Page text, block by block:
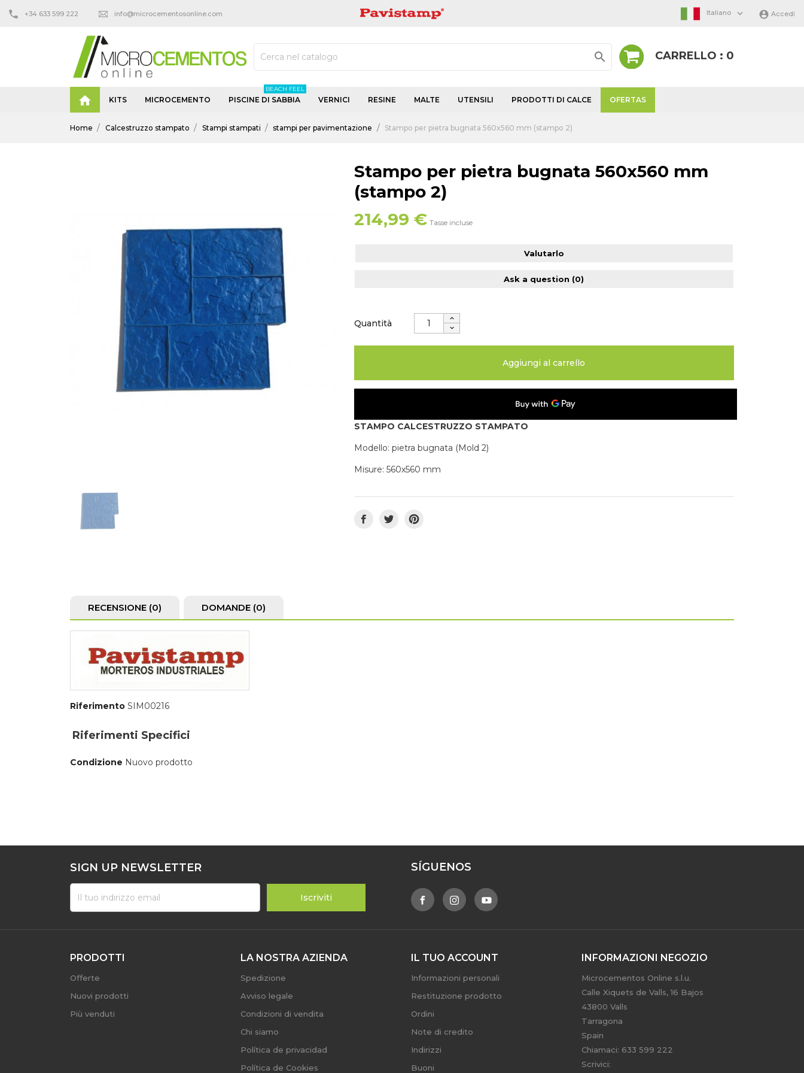
+34 633 599 222 info@microcementosonline.com
PAVISTAMP
Italiano   Accedi
 CARRELLO : 0
 KITS MICROCEMENTO PISCINE DI SABBIA
BEACH FEEL
VERNICI RESINE MALTE UTENSILI PRODOTTI DI CALCE OFERTAS
Home Calcestruzzo stampato Stampi stampati stampi per pavimentazione Stampo per pietra bugnata 560x560 mm (stampo 2)
Stampo per pietra bugnata 560x560 mm
(stampo 2)
214,99 € Tasse incluse
Valutarlo
Ask a question (0)
Quantità
Aggiungi al carrello
STAMPO CALCESTRUZZO STAMPATO
Modello: pietra bugnata (Mold 2)
Misure: 560x560 mm
RECENSIONE (0) DOMANDE (0)
Riferimento SIM00216
Riferimenti Specifici
Condizione Nuovo prodotto
SIGN UP NEWSLETTER SÍGUENOS
PRODOTTI
Offerte
Nuovi prodotti
Più venduti
LA NOSTRA AZIENDA
Spedizione
Avviso legale
Condizioni di vendita
Chi siamo
Política de privacidad
Política de Cookies
IL TUO ACCOUNT
Informazioni personali
Restituzione prodotto
Ordini
Note di credito
Indirizzi
Buoni
INFORMAZIONI NEGOZIO
Microcementos Online s.l.u.
Calle Xiquets de Valls, 16 Bajos
43800 Valls
Tarragona
Spain
Chiamaci: 633 599 222
Scrivici: